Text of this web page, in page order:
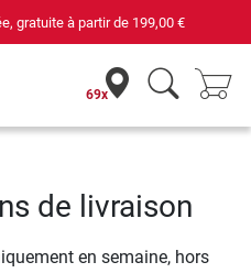
gratuite à partir de 199,00 €
69x
de livraison
en semaine, hors